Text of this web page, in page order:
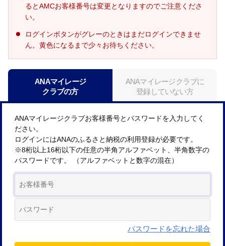
るとAMCお客様番号は変更となりますのでご注意くださ
い。
ログインボタンがグレーのときはまだログインできませ
ん。黄色になるまで少々お待ちください。
ANAマイレージ
クラブの方
ANAマイレージクラブに
登録していない方
ANAマイレージクラブお客様番号とパスワードを入力してく
ださい。
ログインにはANAのふるさと納税の利用登録が必要です。
※8桁以上16桁以下の任意の半角アルファベット、半角数字の
パスワードです。 （アルファベットと数字の混在）
パスワードを忘れた場合